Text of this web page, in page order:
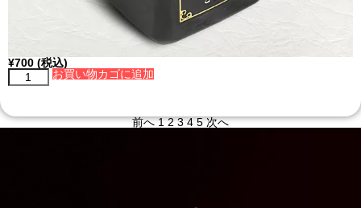
¥700 (税込)
お買い物カゴに追加
前へ 1 2 3 4 5 次へ